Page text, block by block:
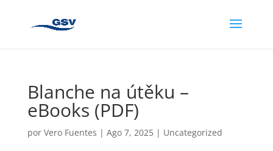
Blanche na útěku –
eBooks (PDF)
por Vero Fuentes | Ago 7, 2025| Uncategorized